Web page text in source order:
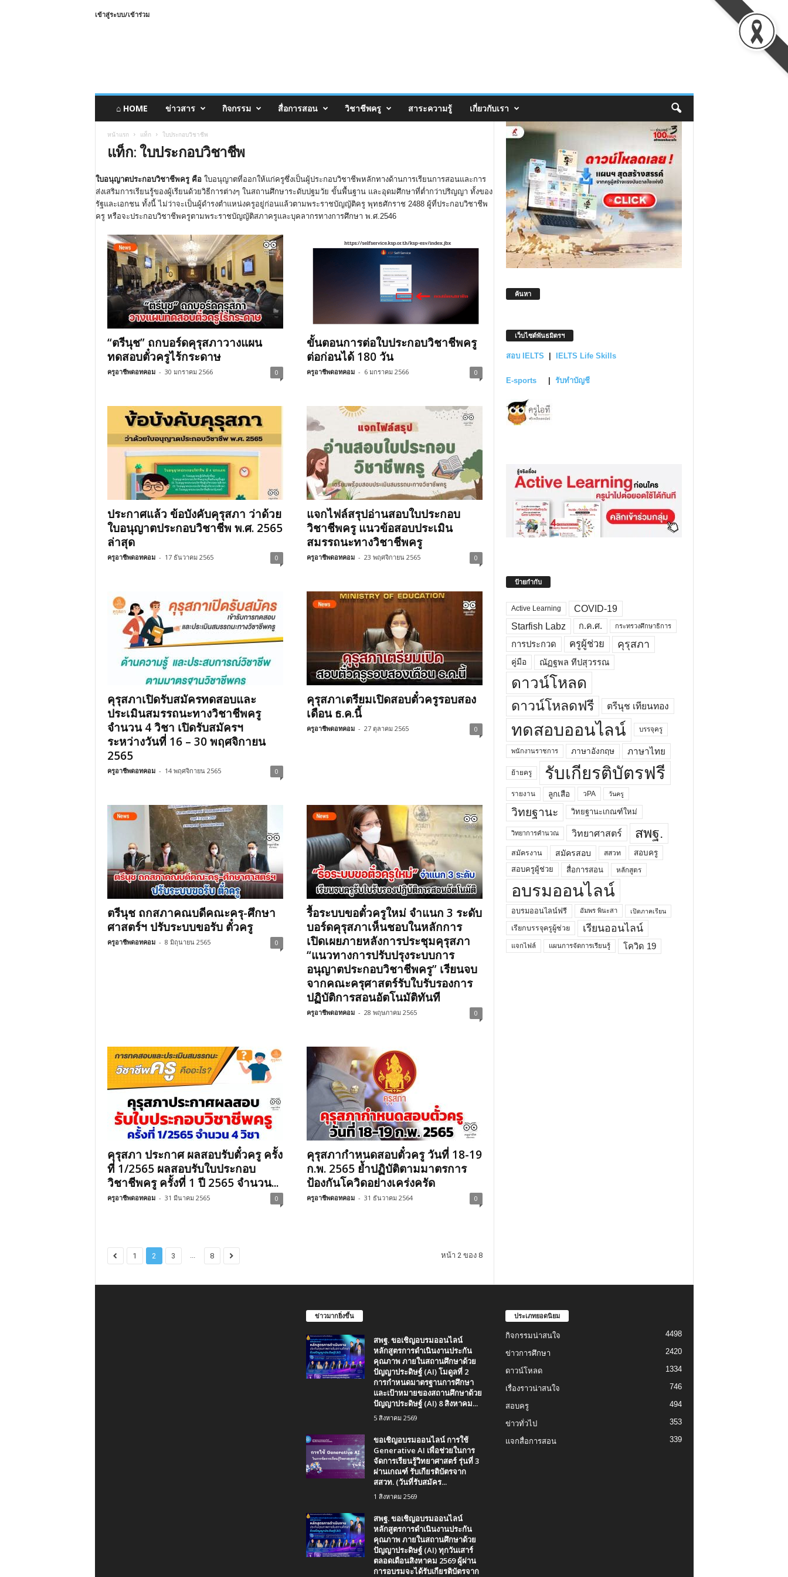
เข้าสู่ระบบ/เข้าร่วม
⌂ HOME ข่าวสาร กิจกรรม สื่อการสอน วิชาชีพครู สาระความรู้ เกี่ยวกับเรา
หน้าแรก แท็ก ใบประกอบวิชาชีพ
แท็ก: ใบประกอบวิชาชีพ
ใบอนุญาตประกอบวิชาชีพครู คือใบอนุญาตที่ออกให้แก่ครูซึ่งเป็นผู้ประกอบวิชาชีพหลักทางด้านการเรียนการสอนและการ
ส่งเสริมการเรียนรู้ของผู้เรียนด้วยวิธีการต่างๆ ในสถานศึกษาระดับปฐมวัย ขั้นพื้นฐาน และอุดมศึกษาที่ต่ำกว่าปริญญา ทั้งของ
รัฐและเอกชน ทั้งนี้ ไม่ว่าจะเป็นผู้ดำรงตำแหน่งครูอยู่ก่อนแล้วตามพระราชบัญญัติครู พุทธศักราช 2488 ผู้ที่ประกอบวิชาชีพ
ครู หรือจะประกอบวิชาชีพครูตามพระราชบัญญัติสภาครูและบุคลากรทางการศึกษา พ.ศ.2546
“ตรีนุช” ถกบอร์ดคุรุสภาวางแผน
ทดสอบตั๋วครูไร้กระดาษ
ครูอาชีพดอทคอม - 30 มกราคม 2566 0
ขั้นตอนการต่อใบประกอบวิชาชีพครู
ต่อก่อนได้ 180 วัน
ครูอาชีพดอทคอม - 6 มกราคม 2566 0
ประกาศแล้ว ข้อบังคับคุรุสภา ว่าด้วย
ใบอนุญาตประกอบวิชาชีพ พ.ศ. 2565
ล่าสุด
ครูอาชีพดอทคอม - 17 ธันวาคม 2565 0
แจกไฟล์สรุปอ่านสอบใบประกอบ
วิชาชีพครู แนวข้อสอบประเมิน
สมรรถนะทางวิชาชีพครู
ครูอาชีพดอทคอม - 23 พฤศจิกายน 2565 0
คุรุสภาเปิดรับสมัครทดสอบและ
ประเมินสมรรถนะทางวิชาชีพครู
จำนวน 4 วิชา เปิดรับสมัครฯ
ระหว่างวันที่ 16 – 30 พฤศจิกายน
2565
ครูอาชีพดอทคอม - 14 พฤศจิกายน 2565 0
คุรุสภาเตรียมเปิดสอบตั๋วครูรอบสอง
เดือน ธ.ค.นี้
ครูอาชีพดอทคอม - 27 ตุลาคม 2565 0
ตรีนุช ถกสภาคณบดีคณะครุ-ศึกษา
ศาสตร์ฯ ปรับระบบขอรับ ตั๋วครู
ครูอาชีพดอทคอม - 8 มิถุนายน 2565 0
รื้อระบบขอตั๋วครูใหม่ จำแนก 3 ระดับ
บอร์ดคุรุสภาเห็นชอบในหลักการ
เปิดเผยภายหลังการประชุมคุรุสภา
“แนวทางการปรับปรุงระบบการ
อนุญาตประกอบวิชาชีพครู” เรียนจบ
จากคณะครุศาสตร์รับใบรับรองการ
ปฏิบัติการสอนอัตโนมัติทันที
ครูอาชีพดอทคอม - 28 พฤษภาคม 2565 0
คุรุสภา ประกาศ ผลสอบรับตั๋วครู ครั้ง
ที่ 1/2565 ผลสอบรับใบประกอบ
วิชาชีพครู ครั้งที่ 1 ปี 2565 จำนวน...
ครูอาชีพดอทคอม - 31 มีนาคม 2565 0
คุรุสภากำหนดสอบตั๋วครู วันที่ 18-19
ก.พ. 2565 ย้ำปฏิบัติตามมาตรการ
ป้องกันโควิดอย่างเคร่งครัด
ครูอาชีพดอทคอม - 31 ธันวาคม 2564 0
1 2 3 ... 8 หน้า 2 ของ 8
ค้นหา
เว็บไซต์พันธมิตรฯ
สอบ IELTS IELTS Life Skills
E-sports รับทำบัญชี
ป้ายกำกับ
Active Learning
COVID-19
Starfish Labz
ก.ค.ศ. กระทรวงศึกษาธิการ
การประกวด ครูผู้ช่วย คุรุสภา
คู่มือ ณัฏฐพล ทีปสุวรรณ
ดาวน์โหลด
ดาวน์โหลดฟรี ตรีนุช เทียนทอง
ทดสอบออนไลน์ บรรจุครู
พนักงานราชการ ภาษาอังกฤษ ภาษาไทย
ย้ายครู รับเกียรติบัตรฟรี
รายงาน ลูกเสือ วPA วันครู
วิทยฐานะ วิทยฐานะเกณฑ์ใหม่
วิทยาการคำนวณ วิทยาศาสตร์ สพฐ.
สมัครงาน สมัครสอบ สสวท
สอบครู
สอบครูผู้ช่วย
สื่อการสอน หลักสูตร
อบรมออนไลน์
อบรมออนไลน์ฟรี อัมพร พินะสา เปิดภาคเรียน
เรียกบรรจุครูผู้ช่วย เรียนออนไลน์
แจกไฟล์ แผนการจัดการเรียนรู้ โควิด 19
ข่าวมากยิ่งขึ้น
สพฐ. ขอเชิญอบรมออนไลน์
หลักสูตรการดำเนินงานประกัน
คุณภาพ ภายในสถานศึกษาด้วย
ปัญญาประดิษฐ์ (AI) โมดูลที่ 2
การกำหนดมาตรฐานการศึกษา
และเป้าหมายของสถานศึกษาด้วย
ปัญญาประดิษฐ์ (AI) 8 สิงหาคม...
5 สิงหาคม 2569
ขอเชิญอบรมออนไลน์ การใช้
Generative AI เพื่อช่วยในการ
จัดการเรียนรู้วิทยาศาสตร์ รุ่นที่ 3
ผ่านเกณฑ์ รับเกียรติบัตรจาก
สสวท. (วันที่รับสมัคร...
1 สิงหาคม 2569
สพฐ. ขอเชิญอบรมออนไลน์
หลักสูตรการดำเนินงานประกัน
คุณภาพ ภายในสถานศึกษาด้วย
ปัญญาประดิษฐ์ (AI) ทุกวันเสาร์
ตลอดเดือนสิงหาคม 2569 ผู้ผ่าน
การอบรมจะได้รับเกียรติบัตรจาก
ประเภทยอดนิยม
กิจกรรมน่าสนใจ 4498
ข่าวการศึกษา 2420
ดาวน์โหลด 1334
เรื่องราวน่าสนใจ 746
สอบครู 494
ข่าวทั่วไป 353
แจกสื่อการสอน 339